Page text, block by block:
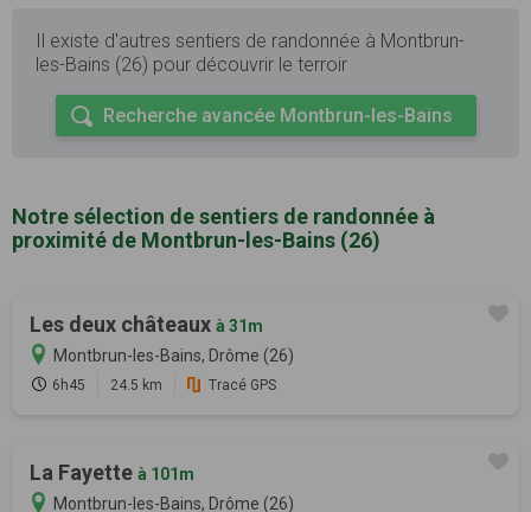
Il existe d'autres sentiers de randonnée à Montbrun-
les-Bains (26) pour découvrir le terroir
Recherche avancée Montbrun-les-Bains
Notre sélection de sentiers de randonnée à
proximité de Montbrun-les-Bains (26)
Les deux châteaux à 31m
Montbrun-les-Bains, Drôme (26)
6h45 24.5 km Tracé GPS
La Fayette à 101m
Montbrun-les-Bains, Drôme (26)